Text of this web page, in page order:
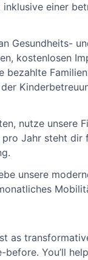
einer
Gesundheits-
kostenlosen
bezahlte
nutze unsere
Jahr steht
unsere
as
You’ll